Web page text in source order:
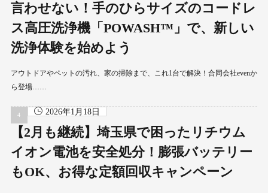
言わせない！手のひらサイズのコードレ
ス高圧洗浄機「POWASH™」で、新しい
洗浄体験を始めよう
アウトドアやペットの汚れ、家の掃除まで、これ1台で解決！合同会社evenか
ら登場……
2026年1月18日
【2月も継続】埼玉県で困ったリチウム
イオン電池を安全処分！膨張バッテリー
もOK、お得な定額回収キャンペーン